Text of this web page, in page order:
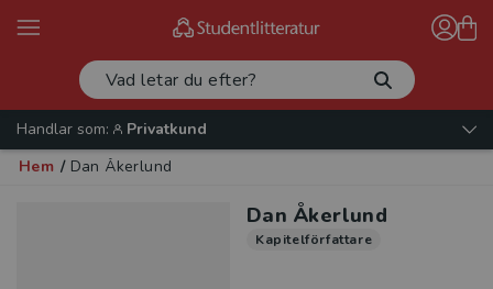
Handlar som:
Privatkund
Hem / Dan Åkerlund
Dan Åkerlund
Kapitelförfattare